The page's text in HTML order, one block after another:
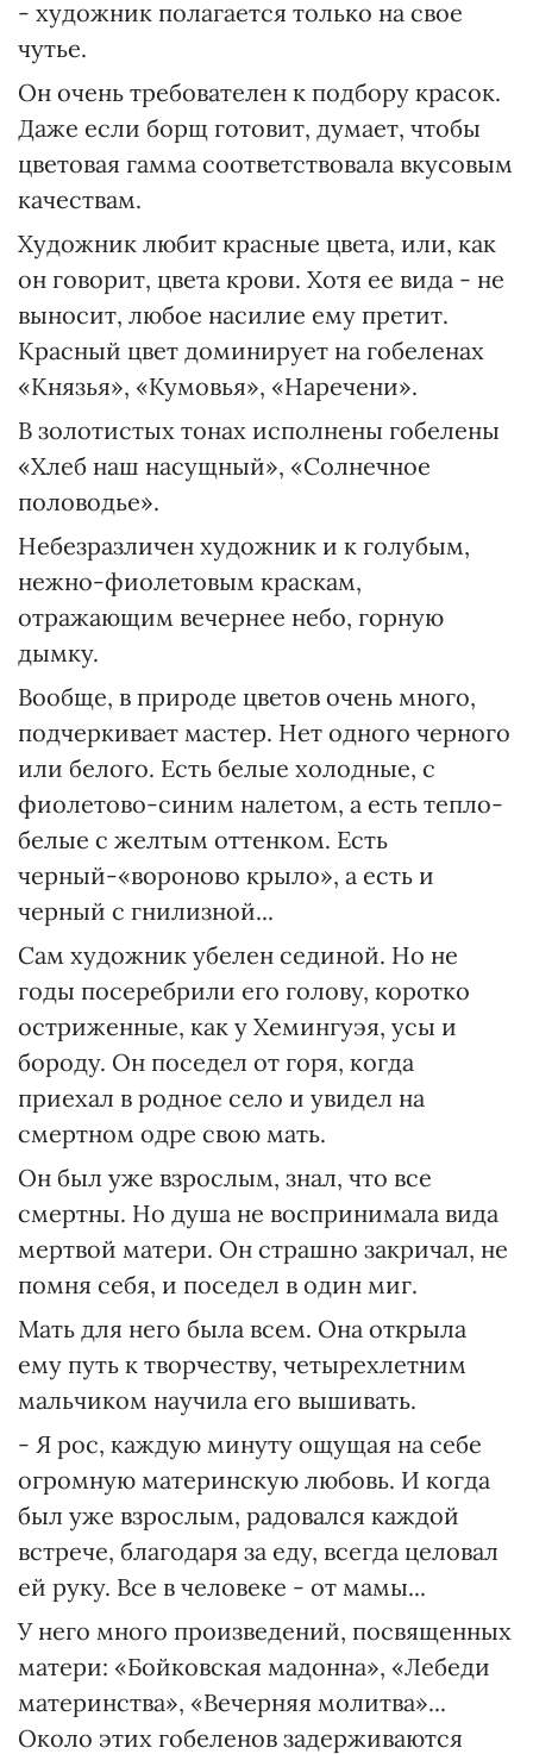
- художник полагается только на свое
чутье.
Он очень требователен к подбору красок.
Даже если борщ готовит, думает, чтобы
цветовая гамма соответствовала вкусовым
качествам.
Художник любит красные цвета, или, как
он говорит, цвета крови. Хотя ее вида - не
выносит, любое насилие ему претит.
Красный цвет доминирует на гобеленах
«Князья», «Кумовья», «Наречени».
В золотистых тонах исполнены гобелены
«Хлеб наш насущный», «Солнечное
половодье».
Небезразличен художник и к голубым,
нежно-фиолетовым краскам,
отражающим вечернее небо, горную
дымку.
Вообще, в природе цветов очень много,
подчеркивает мастер. Нет одного черного
или белого. Есть белые холодные, с
фиолетово-синим налетом, а есть тепло-
белые с желтым оттенком. Есть
черный-«вороново крыло», а есть и
черный с гнилизной...
Сам художник убелен сединой. Но не
годы посеребрили его голову, коротко
остриженные, как у Хемингуэя, усы и
бороду. Он поседел от горя, когда
приехал в родное село и увидел на
смертном одре свою мать.
Он был уже взрослым, знал, что все
смертны. Но душа не воспринимала вида
мертвой матери. Он страшно закричал, не
помня себя, и поседел в один миг.
Мать для него была всем. Она открыла
ему путь к творчеству, четырехлетним
мальчиком научила его вышивать.
- Я рос, каждую минуту ощущая на себе
огромную материнскую любовь. И когда
был уже взрослым, радовался каждой
встрече, благодаря за еду, всегда целовал
ей руку. Все в человеке - от мамы...
У него много произведений, посвященных
матери: «Бойковская мадонна», «Лебеди
материнства», «Вечерняя молитва»...
Около этих гобеленов задерживаются